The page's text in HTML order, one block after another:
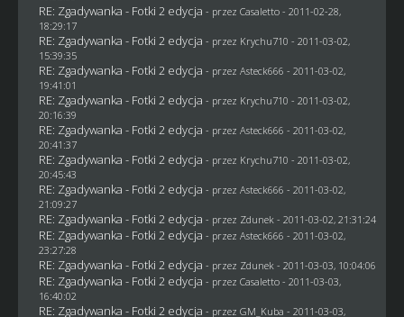
RE: Zgadywanka - Fotki 2 edycja - przez Casaletto- 2011-02-28,
18:29:17
RE: Zgadywanka - Fotki 2 edycja - przez Krychu710 - 2011-03-02,
15:39:35
RE: Zgadywanka - Fotki 2 edycja - przez Asteck666 - 2011-03-02,
19:41:01
RE: Zgadywanka - Fotki 2 edycja - przez Krychu710 - 2011-03-02,
20:16:39
RE: Zgadywanka - Fotki 2 edycja - przez Asteck666 - 2011-03-02,
20:41:37
RE: Zgadywanka - Fotki 2 edycja - przez Krychu710 - 2011-03-02,
20:45:43
RE: Zgadywanka - Fotki 2 edycja - przez Asteck666 - 2011-03-02,
21:09:27
RE: Zgadywanka - Fotki 2 edycja - przez Zdunek - 2011-03-02, 21:31:24
RE: Zgadywanka - Fotki 2 edycja - przez Asteck666 - 2011-03-02,
23:27:28
RE: Zgadywanka - Fotki 2 edycja - przez Zdunek - 2011-03-03, 10:04:06
RE: Zgadywanka - Fotki 2 edycja - przez Casaletto- 2011-03-03,
16:40:02
RE: Zgadywanka - Fotki 2 edycja - przez GM_Kuba - 2011-03-03,